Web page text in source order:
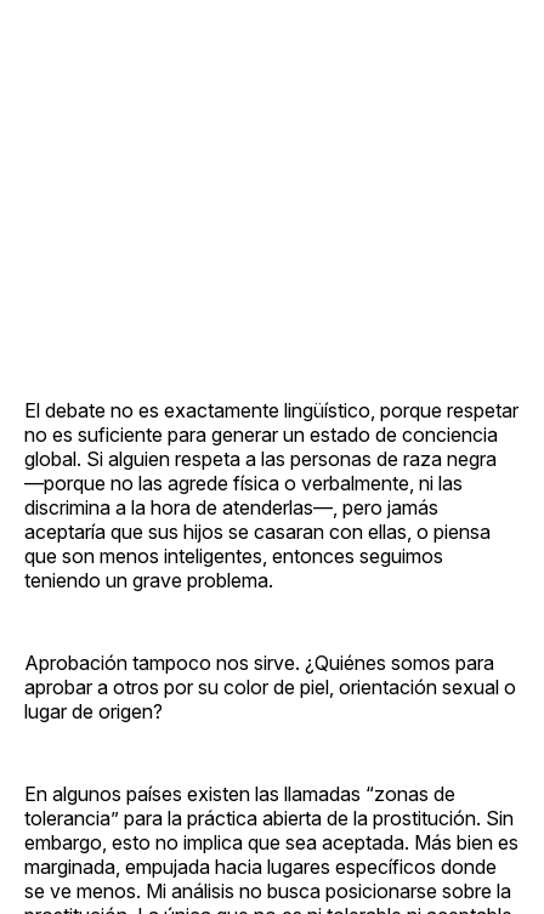
El debate no es exactamente lingüístico, porque respetar
no es suficiente para generar un estado de conciencia
global. Si alguien respeta a las personas de raza negra
—porque no las agrede física o verbalmente, ni las
discrimina a la hora de atenderlas—, pero jamás
aceptaría que sus hijos se casaran con ellas, o piensa
que son menos inteligentes, entonces seguimos
teniendo un grave problema.
Aprobación tampoco nos sirve. ¿Quiénes somos para
aprobar a otros por su color de piel, orientación sexual o
lugar de origen?
En algunos países existen las llamadas “zonas de
tolerancia” para la práctica abierta de la prostitución. Sin
embargo, esto no implica que sea aceptada. Más bien es
marginada, empujada hacia lugares específicos donde
se ve menos. Mi análisis no busca posicionarse sobre la